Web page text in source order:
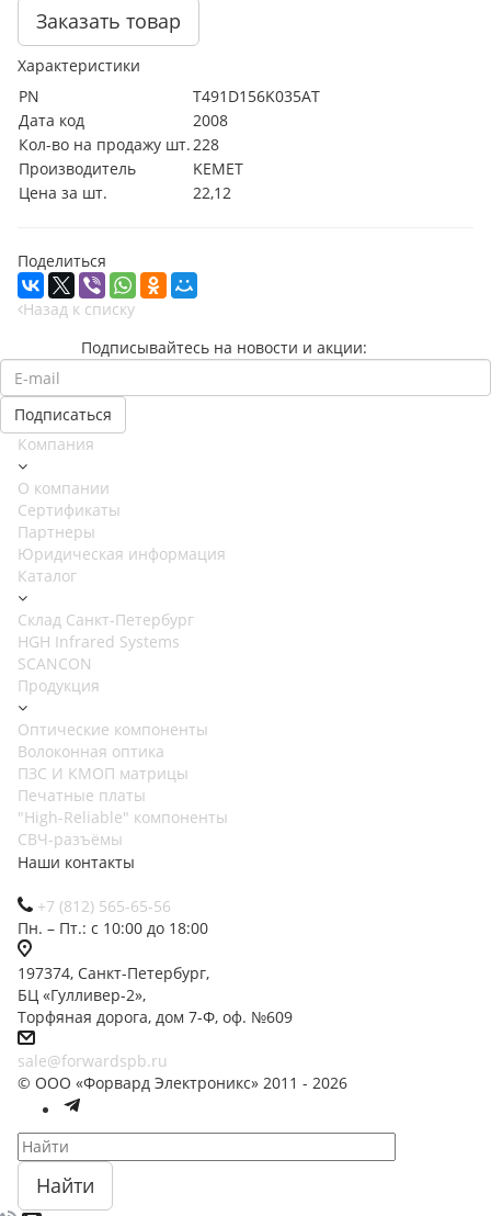
Заказать товар
Характеристики
PN
T491D156K035AT
Дата код
2008
Кол-во на продажу шт.228
Производитель
KEMET
Цена за шт.
22,12
Поделиться
Назад к списку
Подписывайтесь на новости и акции:
Компания
О компании
Сертификаты
Партнеры
Юридическая информация
Каталог
Cклад Санкт-Петербург
HGH Infrared Systems
SCANCON
Продукция
Оптические компоненты
Волоконная оптика
ПЗС И КМОП матрицы
Печатные платы
"High-Reliable" компоненты
СВЧ-разъёмы
Наши контакты
+7 (812) 565-65-56
Пн. – Пт.: с 10:00 до 18:00
197374, Санкт-Петербург,
БЦ «Гулливер-2»,
Торфяная дорога, дом 7-Ф, оф. №609
sale@forwardspb.ru
© ООО «Форвард Электроникс» 2011 - 2026
Найти